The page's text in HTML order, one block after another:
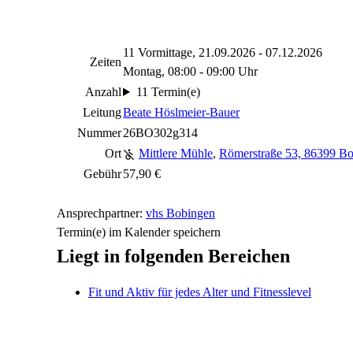
Zeiten
11 Vormittage, 21.09.2026 - 07.12.2026
Montag, 08:00 - 09:00 Uhr
Anzahl
11 Termin(e)
LeitungBeate Höslmeier-Bauer
Nummer26BO302g314
Ort
Mittlere Mühle, Römerstraße 53, 86399
Gebühr57,90 €
Ansprechpartner: vhs Bobingen
Termin(e) im Kalender speichern
Liegt in folgenden Bereichen
Fit und Aktiv für jedes Alter und Fitnesslevel